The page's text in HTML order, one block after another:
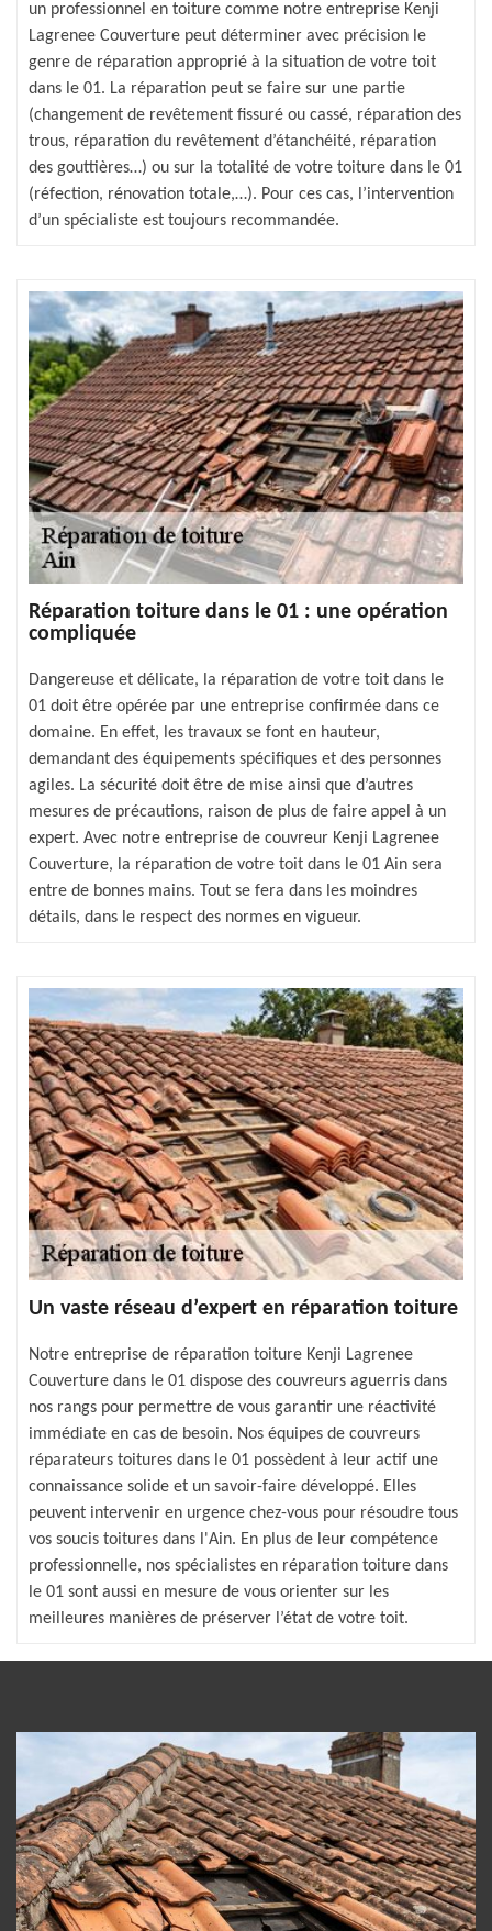
un professionnel en toiture comme notre entreprise Kenji
Lagrenee Couverture peut déterminer avec précision le
genre de réparation approprié à la situation de votre toit
dans le 01. La réparation peut se faire sur une partie
(changement de revêtement fissuré ou cassé, réparation des
trous, réparation du revêtement d’étanchéité, réparation
des gouttières…) ou sur la totalité de votre toiture dans le 01
(réfection, rénovation totale,…). Pour ces cas, l’intervention
d’un spécialiste est toujours recommandée.
Réparation toiture dans le 01 : une opération
compliquée
Dangereuse et délicate, la réparation de votre toit dans le
01 doit être opérée par une entreprise confirmée dans ce
domaine. En effet, les travaux se font en hauteur,
demandant des équipements spécifiques et des personnes
agiles. La sécurité doit être de mise ainsi que d’autres
mesures de précautions, raison de plus de faire appel à un
expert. Avec notre entreprise de couvreur Kenji Lagrenee
Couverture, la réparation de votre toit dans le 01 Ain sera
entre de bonnes mains. Tout se fera dans les moindres
détails, dans le respect des normes en vigueur.
Un vaste réseau d’expert en réparation toiture
Notre entreprise de réparation toiture Kenji Lagrenee
Couverture dans le 01 dispose des couvreurs aguerris dans
nos rangs pour permettre de vous garantir une réactivité
immédiate en cas de besoin. Nos équipes de couvreurs
réparateurs toitures dans le 01 possèdent à leur actif une
connaissance solide et un savoir-faire développé. Elles
peuvent intervenir en urgence chez-vous pour résoudre tous
vos soucis toitures dans l'Ain. En plus de leur compétence
professionnelle, nos spécialistes en réparation toiture dans
le 01 sont aussi en mesure de vous orienter sur les
meilleures manières de préserver l’état de votre toit.